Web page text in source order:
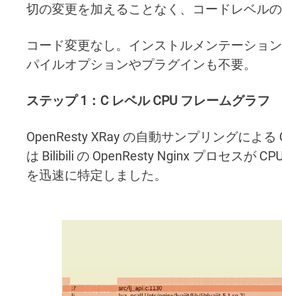
切の変更を加えることなく、コードレベル
コード変更なし。インストルメンテーショ
パイルオプションやプラグインも不要。
ステップ 1：C レベル CPU フレームグラフ
OpenResty XRay の自動サンプリングによ
は Bilibili の OpenResty Nginx プロセスが
を迅速に特定しました。